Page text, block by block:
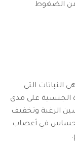
من الضغوط
التي
الجنسية على مدى
معمليًا عام 2009 لتحسين الرغبة وتخفيف
في أعصاب